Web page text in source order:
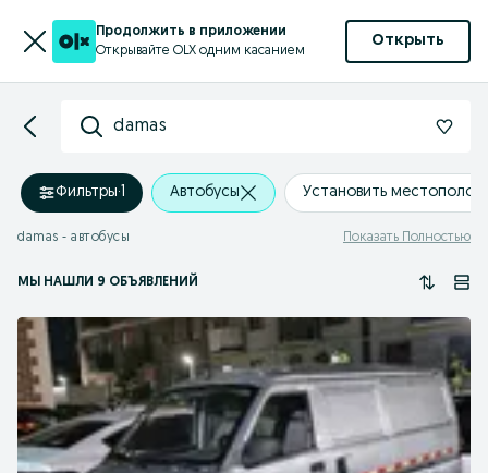
Продолжить в приложении
Открывайте OLX одним касанием
Открыть
damas
Фильтры·1 Автобусы Установить
damas - автобусы Показать Полностью
МЫ НАШЛИ 9 ОБЪЯВЛЕНИЙ